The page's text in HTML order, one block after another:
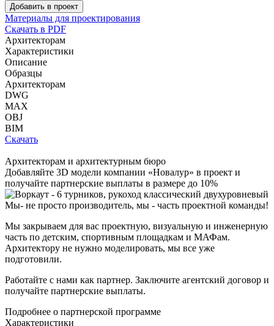
Добавить в проект
Материалы для проектирования
Скачать в PDF
Архитекторам
Характеристики
Описание
Образцы
Архитекторам
DWG
MAX
OBJ
BIM
Скачать
Архитекторам и архитектурным бюро
Добавляйте 3D модели компании «Новалур» в проект и
получайте партнерские выплаты в размере до 10%
Мы- не просто производитель, мы - часть проектной команды!
Мы закрываем для вас проектную, визуальную и инженерную
часть по детским, спортивным площадкам и МАФам.
Архитектору не нужно моделировать, мы все уже
подготовили.
Работайте с нами как партнер. Заключите агентский договор и
получайте партнерские выплаты.
Подробнее о партнерской программе
Характеристики